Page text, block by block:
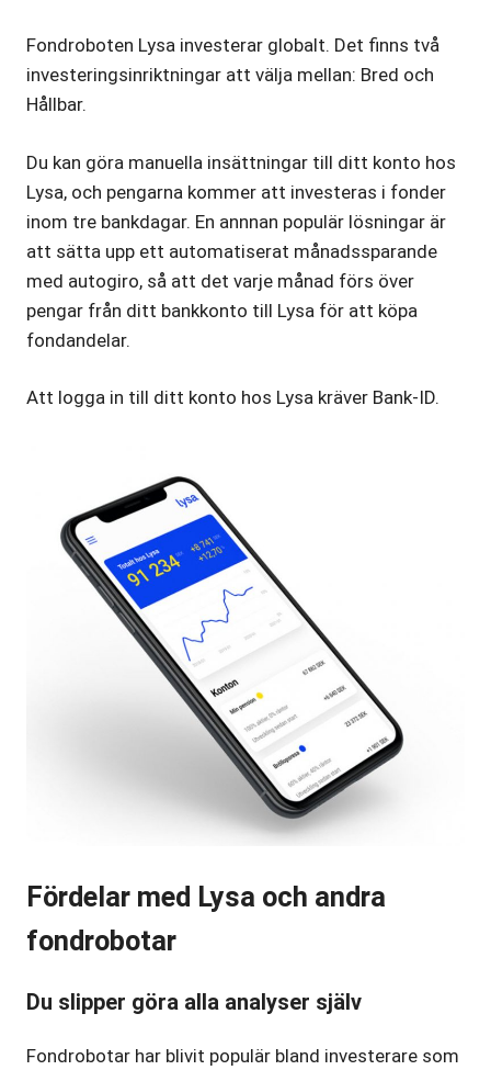
Fondroboten Lysa investerar globalt. Det finns två
investeringsinriktningar att välja mellan: Bred och
Hållbar.
Du kan göra manuella insättningar till ditt konto hos
Lysa, och pengarna kommer att investeras i fonder
inom tre bankdagar. En annnan populär lösningar är
att sätta upp ett automatiserat månadssparande
med autogiro, så att det varje månad förs över
pengar från ditt bankkonto till Lysa för att köpa
fondandelar.
Att logga in till ditt konto hos Lysa kräver Bank-ID.
Fördelar med Lysa och andra
fondrobotar
Du slipper göra alla analyser själv
Fondrobotar har blivit populär bland investerare som